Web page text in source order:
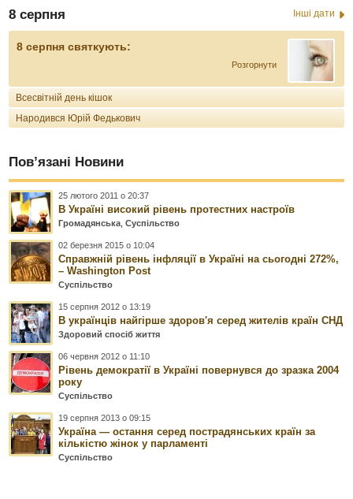
8 серпня Інші дати
8 серпня святкують:
Розгорнути
Всесвітній день кішок
Народився Юрій Федькович
Пов’язані Новини
25 лютого 2011 о 20:37
В Україні високий рівень протестних настроїв
Громадянська ,Суспільство
02 березня 2015 о 10:04
Справжній рівень інфляції в Україні на сьогодні 272%,
– Washington Post
Суспільство
15 серпня 2012 о 13:19
В українців найгірше здоров'я серед жителів країн СНД
Здоровий спосіб життя
06 червня 2012 о 11:10
Рівень демократії в Україні повернувся до зразка 2004
року
Суспільство
19 серпня 2013 о 09:15
Україна — остання серед пострадянських країн за
кількістю жінок у парламенті
Суспільство